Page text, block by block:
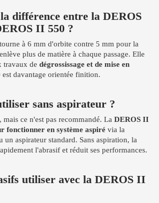
différence entre la DEROS
II 550 ?
tourne à 6 mm d'orbite contre 5 mm pour la
plus de matière à chaque passage. Elle
travaux de dégrossissage et de mise en
est davantage orientée finition.
sans aspirateur ?
ce n'est pas recommandé. La DEROS II
fonctionner en système aspiré via la
aspirateur standard. Sans aspiration, la
l'abrasif et réduit ses performances.
utiliser avec la DEROS II